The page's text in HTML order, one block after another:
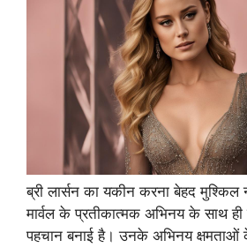
ब्री लार्सन का यकीन करना बेहद मुश्किल
मार्वल के प्रतीकात्मक अभिनय के साथ ही
पहचान बनाई है। उनके अभिनय क्षमताओं